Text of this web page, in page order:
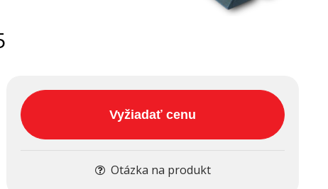
Vyžiadať cenu
Otázka na produkt